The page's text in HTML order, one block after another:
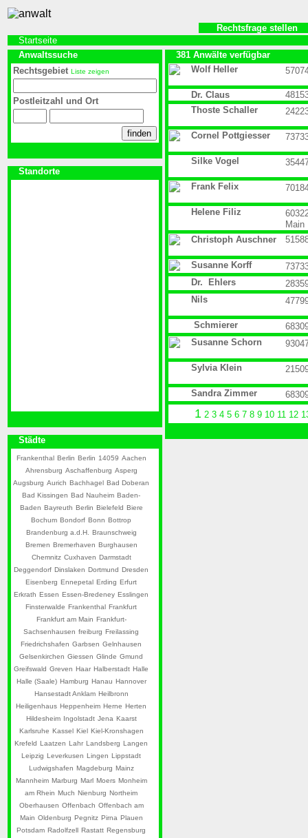
Rechtsfrage stellen
Startseite
Anwaltssuche
Rechtsgebiet Liste zeigen
Postleitzahl und Ort
Standorte
Städte
Frankenthal Berlin Berlin 14059 Aachen
Ahrensburg Aschaffenburg Asperg
Augsburg Aurich Bachhagel Bad Doberan
Bad Kissingen Bad Nauheim Baden-
Baden Bayreuth Berlin Bielefeld Biere
Bochum Bondorf Bonn Bottrop
Brandenburg a.d.H.
Braunschweig
Bremen Bremerhaven Burghausen
Chemnitz Cuxhaven Darmstadt
Deggendorf Dinslaken Dortmund Dresden
Eisenberg Ennepetal Erding Erfurt
Erkrath Essen Essen-Bredeney Esslingen
Finsterwalde Frankenthal Frankfurt
Frankfurt am Main Frankfurt-
Sachsenhausen freiburg Freilassing
Friedrichshafen Garbsen Gelnhausen
Gelsenkirchen Giessen Glinde Gmund
Greifswald Greven Haar Halberstadt Halle
Halle (Saale) Hamburg Hanau Hannover
Hansestadt Anklam Heilbronn
Heiligenhaus Heppenheim Herne Herten
Hildesheim Ingolstadt Jena Kaarst
Karlsruhe Kassel Kiel Kiel-Kronshagen
Krefeld Laatzen Lahr Landsberg Langen
Leipzig Leverkusen Lingen Lippstadt
Ludwigshafen Magdeburg Mainz
Mannheim Marburg Marl Moers Monheim
am Rhein Much Nienburg Northeim
Oberhausen Offenbach Offenbach am
Main Oldenburg Pegnitz Pirna Plauen
Potsdam Radolfzell Rastatt Regensburg
381 Anwälte verfügbar
Wolf Heller
Dr. Claus
Thoste Schaller
Cornel Pottgiesser
Silke Vogel
Frank Felix
Helene Filiz
Main
Christoph Auschner
Susanne Korff
Dr. Ehlers
Nils
Schmierer
Susanne Schorn
Sylvia Klein
Sandra Zimmer
1 2 3 4 5 6 7 8 9 10 11 12